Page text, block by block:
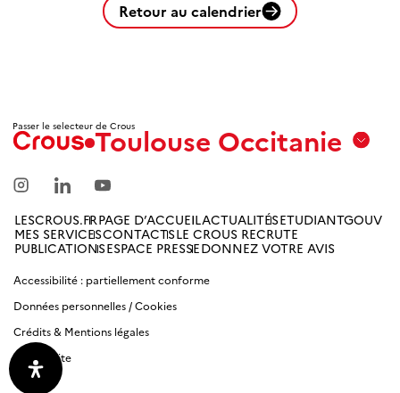
Retour au calendrier
Passer le selecteur de CrousToulouse Occitanie
Marseille
Amiens
Antilles
Guyane
Bordeaux-
LESCROUS.FRPAGE D’ACCUEILACTUALITÉSETUDIANTGOUV
MES SERVICESCONTACTSLE CROUS RECRUTE
PUBLICATIONSESPACE PRESSEDONNEZ VOTRE AVIS
Accessibilité : partiellement conforme
Données personnelles / Cookies
Crédits & Mentions légales
Plan du site